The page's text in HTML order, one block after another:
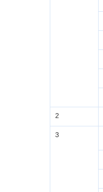
2
3